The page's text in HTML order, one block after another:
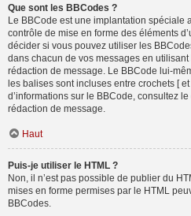
Que sont les BBCodes ?
Le BBCode est une implantation spéciale
contrôle de mise en forme des éléments
décider si vous pouvez utiliser les
dans chacun de vos messages en
rédaction de message. Le BBCode lui-
les balises sont incluses entre crochets [
d’informations sur le BBCode, consultez
rédaction de message.
Haut
Puis-je utiliser le HTML ?
Non, il n’est pas possible de publier du
mises en forme permises par le HTML
BBCodes.